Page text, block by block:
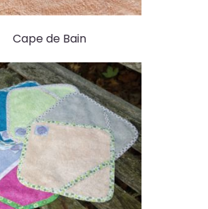
Cape de Bain